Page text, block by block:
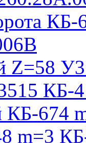
КБ-
Z=58
КБ-
КБ-674
m=3